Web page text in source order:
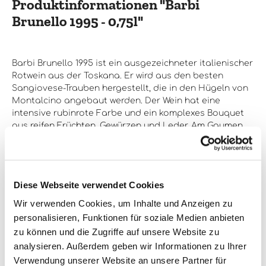
Diese Webseite verwendet Cookies
Wir verwenden Cookies, um Inhalte und Anzeigen zu
personalisieren, Funktionen für soziale Medien anbieten
zu können und die Zugriffe auf unsere Website zu
analysieren. Außerdem geben wir Informationen zu Ihrer
Verwendung unserer Website an unsere Partner für
werden, um seine volle Reife zu erreichen. Barbi Brunello
Riserva 1983 ist ein Wein für besondere Anlässe und ein
Muss für jeden Weinkenner, der die Toskana und ihre Weine
Produktinformationen "Barbi
Brunello 1995 - 0,75l"
Barbi Brunello 1995 ist ein ausgezeichneter italienischer
Rotwein aus der Toskana. Er wird aus den besten
Sangiovese-Trauben hergestellt, die in den Hügeln von
Montalcino angebaut werden. Der Wein hat eine
intensive rubinrote Farbe und ein komplexes Bouquet
aus reifen Früchten, Gewürzen und Leder. Am Gaumen
angenehmen Säure und einem langen, anhaltenden
Abgang. Dieser Wein ist ein wahrer Genuss und eignet
Käse.
Alkoholgehalt: 13,5% vol
Enthält Sulfite: Ja